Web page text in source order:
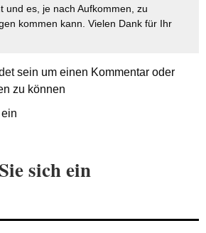
und es, je nach Aufkommen, zu
kommen kann. Vielen Dank für Ihr
sein um einen Kommentar oder
zu können
sich ein